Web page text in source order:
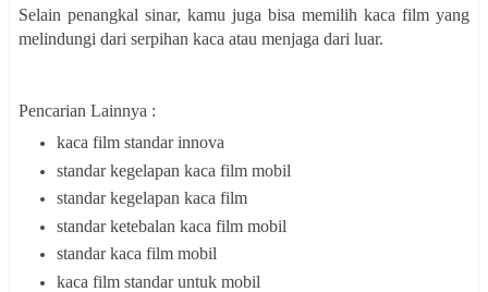
Selain penangkal sinar, kamu juga bisa memilih kaca film yang
melindungi dari serpihan kaca atau menjaga dari luar.
Pencarian Lainnya :
kaca film standar innova
standar kegelapan kaca film mobil
standar kegelapan kaca film
standar ketebalan kaca film mobil
standar kaca film mobil
kaca film standar untuk mobil